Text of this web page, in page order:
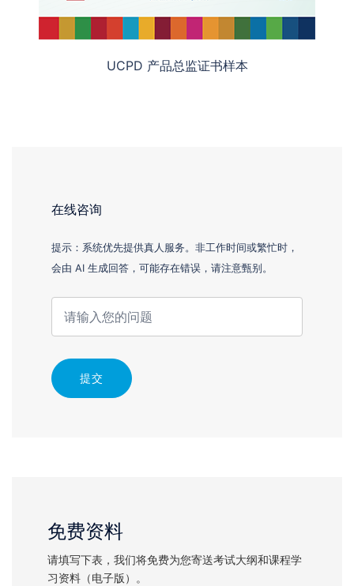
UCPD 产品总监证书样本
在线咨询
提示：系统优先提供真人服务。非工作时间或繁忙时，
会由 AI 生成回答，可能存在错误，请注意甄别。
提交
免费资料
请填写下表，我们将免费为您寄送考试大纲和课程学
习资料（电子版）。